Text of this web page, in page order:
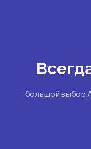
большой выбор